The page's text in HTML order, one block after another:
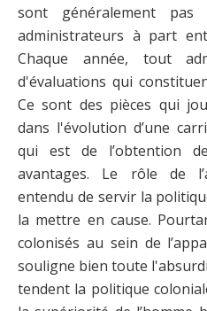
sont généralement pas
administrateurs à part
Chaque année, tout
d'évaluations qui
Ce sont des pièces qui
dans l'évolution d’une
qui est de l’obtention
avantages. Le rôle de
entendu de servir la
la mettre en cause.
colonisés au sein de
souligne bien toute
tendent la politique